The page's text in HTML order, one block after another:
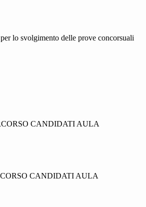
lo svolgimento delle prove concorsuali
CANDIDATI AULA
CANDIDATI AULA